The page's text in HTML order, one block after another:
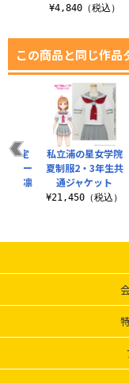
¥4,840（税込）
この商品と同じ作品
限定
スクー
星空凛
私立浦の星女学院
夏制服2・3年生共
通ジャケット
¥21,450（税込）